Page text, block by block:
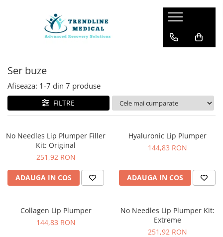
Cosmetice
BRANDURI
Dermakey
Plump It!
Tiki Tahiti
Aparate îngrijire corporală
Îngrijirea corporala
Coconut
Colectie Speciala
Dispozitive medicale
Powertube
Dispozitive medicale Keyserie
physiokey
medkey
sanakey
dermakey
physiokey
accesorii key
accesorii keyserie
Accesorii și consumabile
Ser buze
Afiseaza: 1-7 din 7 produse
FILTRE
No Needles Lip Plumper Filler
Kit: Original
251,92 RON
ADAUGA IN COS
Hyaluronic Lip Plumper
144,83 RON
ADAUGA IN COS
Collagen Lip Plumper
144,83 RON
No Needles Lip Plumper Kit:
Extreme
251,92 RON